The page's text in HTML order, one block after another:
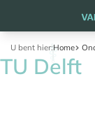
U bent hier:Home
TU Delft